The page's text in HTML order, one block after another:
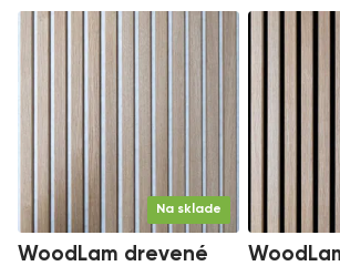
Na sklade
WoodLam drevené